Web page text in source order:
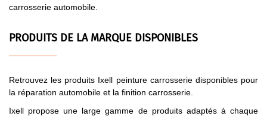
carrosserie automobile.
PRODUITS DE LA MARQUE DISPONIBLES
Retrouvez les produits Ixell peinture carrosserie disponibles pour
la réparation automobile et la finition carrosserie.
Ixell propose une large gamme de produits adaptés à chaque